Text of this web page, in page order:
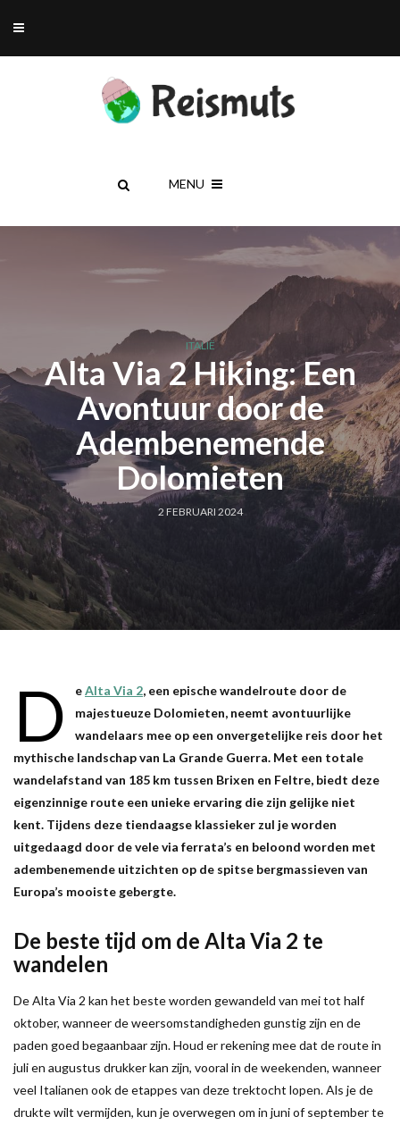
MENU
ITALIË
Alta Via 2 Hiking: Een
Avontuur door de
Adembenemende
Dolomieten
2 FEBRUARI 2024
D eAlta Via 2, een epische wandelroute door de
majestueuze Dolomieten, neemt avontuurlijke
wandelaars mee op een onvergetelijke reis door het
mythische landschap van La Grande Guerra. Met een totale
wandelafstand van 185 km tussen Brixen en Feltre, biedt deze
eigenzinnige route een unieke ervaring die zijn gelijke niet
kent. Tijdens deze tiendaagse klassieker zul je worden
uitgedaagd door de vele via ferrata’s en beloond worden met
adembenemende uitzichten op de spitse bergmassieven van
Europa’s mooiste gebergte.
De beste tijd om de Alta Via 2 te
wandelen
De Alta Via 2 kan het beste worden gewandeld van mei tot half
oktober, wanneer de weersomstandigheden gunstig zijn en de
paden goed begaanbaar zijn. Houd er rekening mee dat de route in
juli en augustus drukker kan zijn, vooral in de weekenden, wanneer
veel Italianen ook de etappes van deze trektocht lopen. Als je de
drukte wilt vermijden, kun je overwegen om in juni of september te